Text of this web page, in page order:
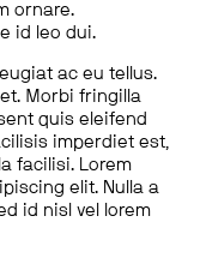
ornare.
id leo dui.
ac eu tellus.
Morbi fringilla
quis eleifend
imperdiet est,
facilisi. Lorem
elit. Nulla a
id nisl vel lorem